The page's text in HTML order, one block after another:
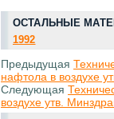
ОСТАЛЬНЫЕ
1992
Предыдущая
нафтола в воздухе
Следующая
воздухе утв.